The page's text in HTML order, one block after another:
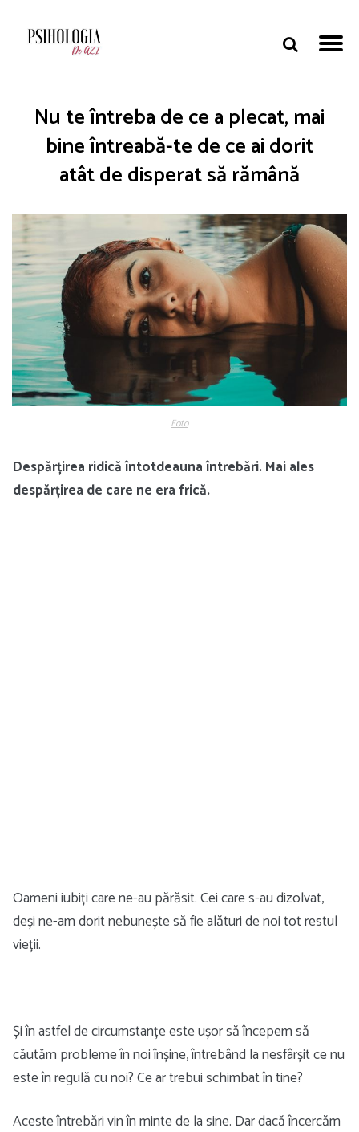
Nu te întreba de ce a plecat, mai
bine întreabă-te de ce ai dorit
atât de disperat să rămână
Foto
Despărțirea ridică întotdeauna întrebări. Mai ales
despărțirea de care ne era frică.
Oameni iubiți care ne-au părăsit. Cei care s-au dizolvat,
deși ne-am dorit nebunește să fie alături de noi tot restul
vieții.
Și în astfel de circumstanțe este ușor să începem să
căutăm probleme în noi înșine, întrebând la nesfârșit ce nu
este în regulă cu noi? Ce ar trebui schimbat în tine?
Aceste întrebări vin în minte de la sine. Dar dacă încercăm